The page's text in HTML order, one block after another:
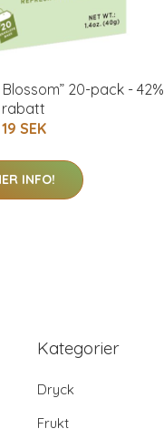
20-pack - 42%
rabatt
19 SEK
INFO!
Kategorier
Dryck
Frukt